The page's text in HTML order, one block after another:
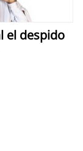
el despido